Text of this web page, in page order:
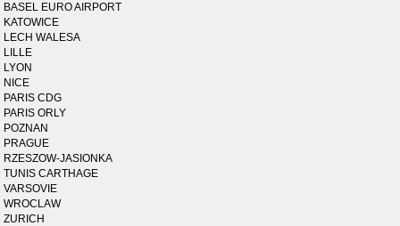
BASEL EURO AIRPORT
KATOWICE
LECH WALESA
LILLE
LYON
NICE
PARIS CDG
PARIS ORLY
POZNAN
PRAGUE
RZESZOW-JASIONKA
TUNIS CARTHAGE
VARSOVIE
WROCLAW
ZURICH